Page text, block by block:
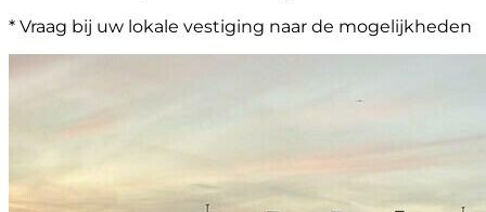
* Vraag bij uw lokale vestiging naar de mogelijkheden